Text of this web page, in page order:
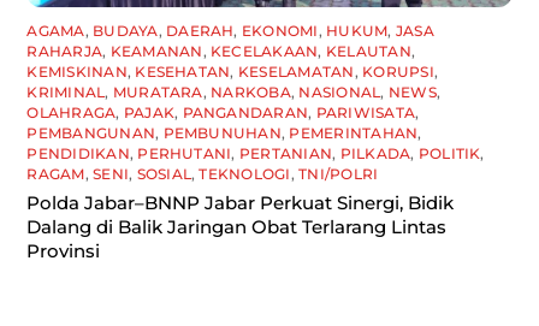
AGAMA, BUDAYA, DAERAH, EKONOMI, HUKUM, JASA
RAHARJA, KEAMANAN, KECELAKAAN, KELAUTAN,
KEMISKINAN, KESEHATAN, KESELAMATAN, KORUPSI,
KRIMINAL, MURATARA, NARKOBA, NASIONAL, NEWS,
OLAHRAGA, PAJAK, PANGANDARAN, PARIWISATA,
PEMBANGUNAN, PEMBUNUHAN, PEMERINTAHAN,
PENDIDIKAN, PERHUTANI, PERTANIAN, PILKADA, POLITIK,
RAGAM,SENI, SOSIAL,TEKNOLOGI,TNI/POLRI
Polda Jabar–BNNP Jabar Perkuat Sinergi, Bidik
Dalang di Balik Jaringan Obat Terlarang Lintas
Provinsi